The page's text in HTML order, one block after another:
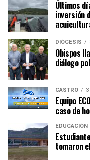
Últimos
inversión
DIÓCESIS
Obispos
diálogo
CASTRO
Equipo
caso de
EDUCACIÓN
tomaron